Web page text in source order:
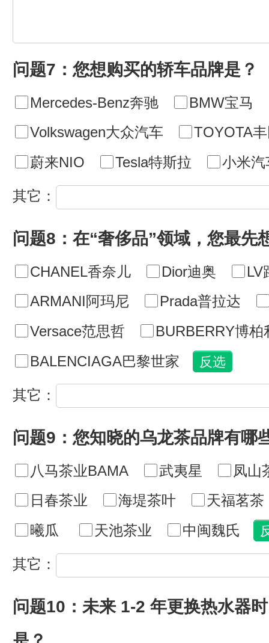
问题7：您想购买的轿车品牌是？
Mercedes-Benz奔驰
BMW宝马
Volkswagen大众汽车
TOYOTA
蔚来NIO
Tesla特斯拉 小米汽
其它：
问题8：在“奢侈品”领域，您最先
CHANEL香奈儿 Dior迪奥
LV
ARMANI阿玛尼
Prada普拉达
Versace范思哲
BURBERRY博柏
BALENCIAGA巴黎世家
其它：
问题9：您知晓的乌龙茶品牌有哪
八马茶业BAMA 武夷星
凤山
日春茶业
海堤茶叶
天福茗茶
曦瓜
天池茶业 中闽魏氏
其它：
问题10：未来 1-2 年更换热水器